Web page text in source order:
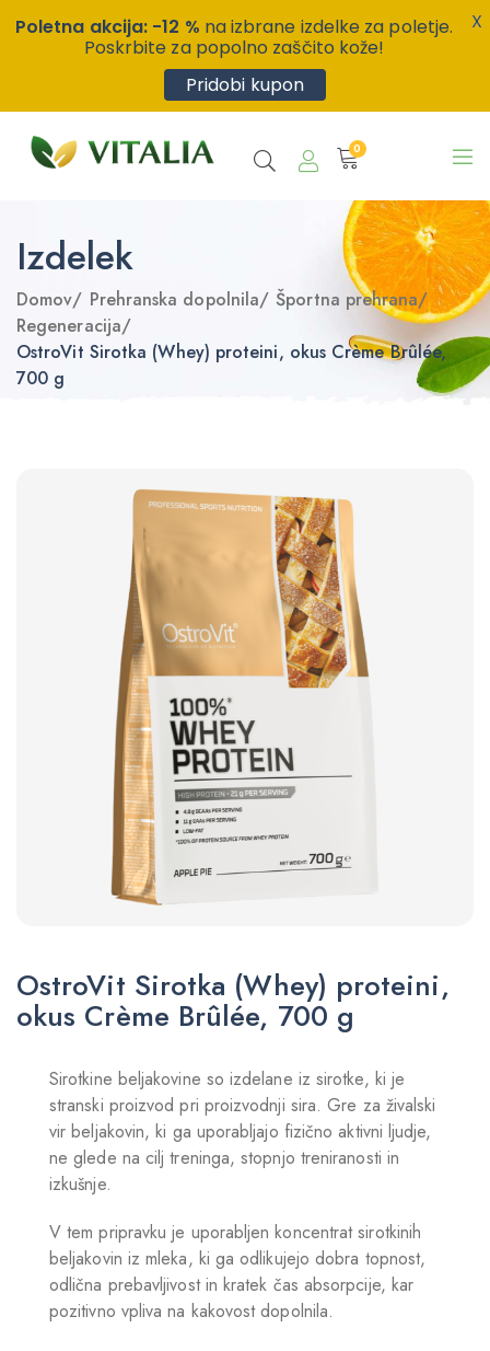
0
Izdelek
Domov/ Prehranska dopolnila/ Športna prehrana/
Regeneracija/
OstroVit Sirotka (Whey) proteini, okus Crème Brûlée,
700 g
OstroVit Sirotka (Whey) proteini,
okus Crème Brûlée, 700 g
Sirotkine beljakovine so izdelane iz sirotke, ki je
stranski proizvod pri proizvodnji sira. Gre za živalski
vir beljakovin, ki ga uporabljajo fizično aktivni ljudje,
ne glede na cilj treninga, stopnjo treniranosti in
izkušnje.
V tem pripravku je uporabljen koncentrat sirotkinih
beljakovin iz mleka, ki ga odlikujejo dobra topnost,
odlična prebavljivost in kratek čas absorpcije, kar
pozitivno vpliva na kakovost dopolnila.
Poletna akcija: -12 % na izbrane izdelke za poletje.
Poskrbite za popolno zaščito kože!
Pridobi kupon
X